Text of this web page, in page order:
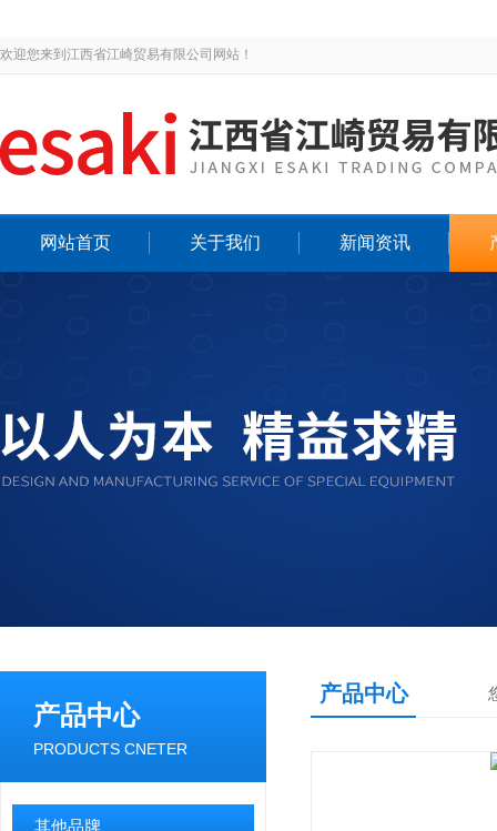
欢迎您来到江西省江崎贸易有限公司网站！
网站首页 关于我们 新闻资讯
产品中心
PRODUCTS CNETER
其他品牌
产品中心